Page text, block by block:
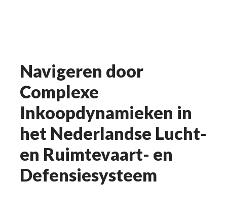
Navigeren door
Complexe
Inkoopdynamieken in
het Nederlandse Lucht-
en Ruimtevaart- en
Defensiesysteem